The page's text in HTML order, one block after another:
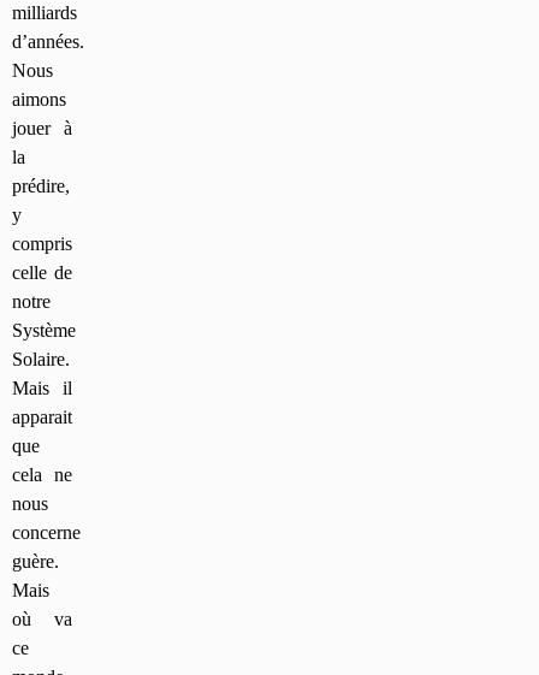
milliards
d’années.
Nous
aimons
jouer à
la
prédire,
y
compris
celle de
notre
Système
Solaire.
Mais il
apparait
que
cela ne
nous
concerne
guère.
Mais
où va
ce